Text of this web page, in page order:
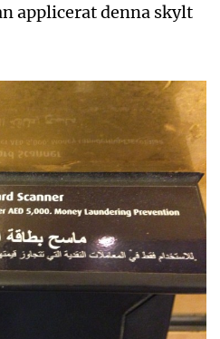
applicerat denna skylt